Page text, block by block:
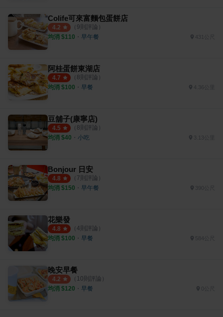
Colife可來富麵包蛋餅店
4.2 （ 9則評論）
均消 $110 ・ 早午餐
阿桂蛋餅東湖店
4.7 （ 8則評論）
均消 $100 ・ 早餐 4.36公里
豆舖子(康寧店)
4.5 （ 8則評論）
均消 $40 ・ 小吃 3.13公里
Bonjour 日安
4.8 （ 7則評論）
均消 $150 ・ 早午餐
花樂發
4.8 （ 4則評論）
均消 $100 ・ 早餐 584公尺
晚安早餐
4.2 （ 10則評論）
均消 $120 ・ 早餐